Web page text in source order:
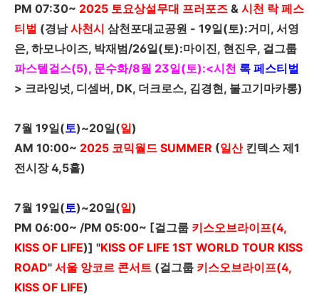
PM 07:30~ 2025 토요상설무대 프러포즈 & 시천 락 페스
티벌 (경남사천시 삼천포대교공원 - 19일(토):거미, 서영
은, 하모나이즈, 박재범/26일(토):마이진, 현진우, 걸그룹
파스텔걸스(5), 문수화/8월 23일(토):<시천 록 페스티벌
> 크라잉넛, 디셈버, DK, 더크로스, 김경현, 불고기마카롱)
7월 19일(토)~20일(일)
AM 10:00~ 2025 코믹월드 SUMMER (일산킨텍스 제1
전시장4,5홀)
7월 19일(토)~20일(일)
PM 06:00~ /PM 05:00~ [걸그룹 키스오브라이프(4,
KISS OF LIFE)] "KISS OF LIFE 1ST WORLD TOUR KISS
ROAD" 서울 앙코르 콘서트 (걸그룹 키스오브라이프(4,
KISS OF LIFE)